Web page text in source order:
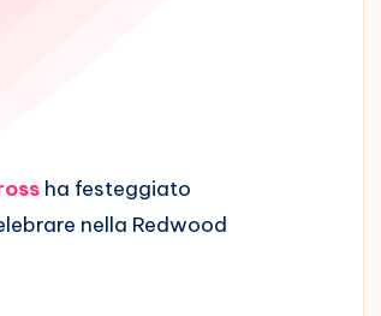
ha festeggiato
nella Redwood